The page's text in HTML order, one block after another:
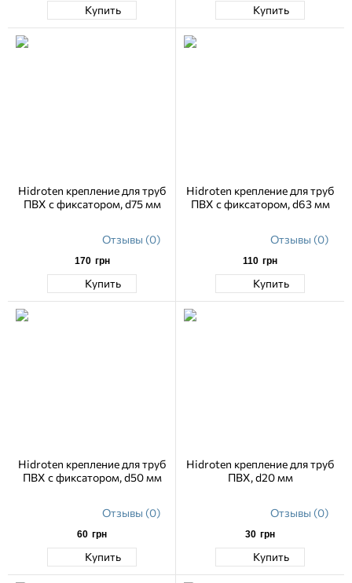
Купить Купить
Hidroten крепление для труб
ПВХ с фиксатором, d75 мм
Отзывы (0)
170 грн
Купить
Hidroten крепление для труб
ПВХ с фиксатором, d63 мм
Отзывы (0)
110 грн
Купить
Hidroten крепление для труб
ПВХ с фиксатором, d50 мм
Отзывы (0)
60 грн
Купить
Hidroten крепление для труб
ПВХ, d20 мм
Отзывы (0)
30 грн
Купить